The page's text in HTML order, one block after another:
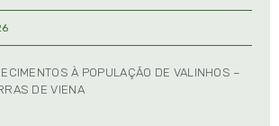
À POPULAÇÃO DE VALINHOS –
DE VIENA